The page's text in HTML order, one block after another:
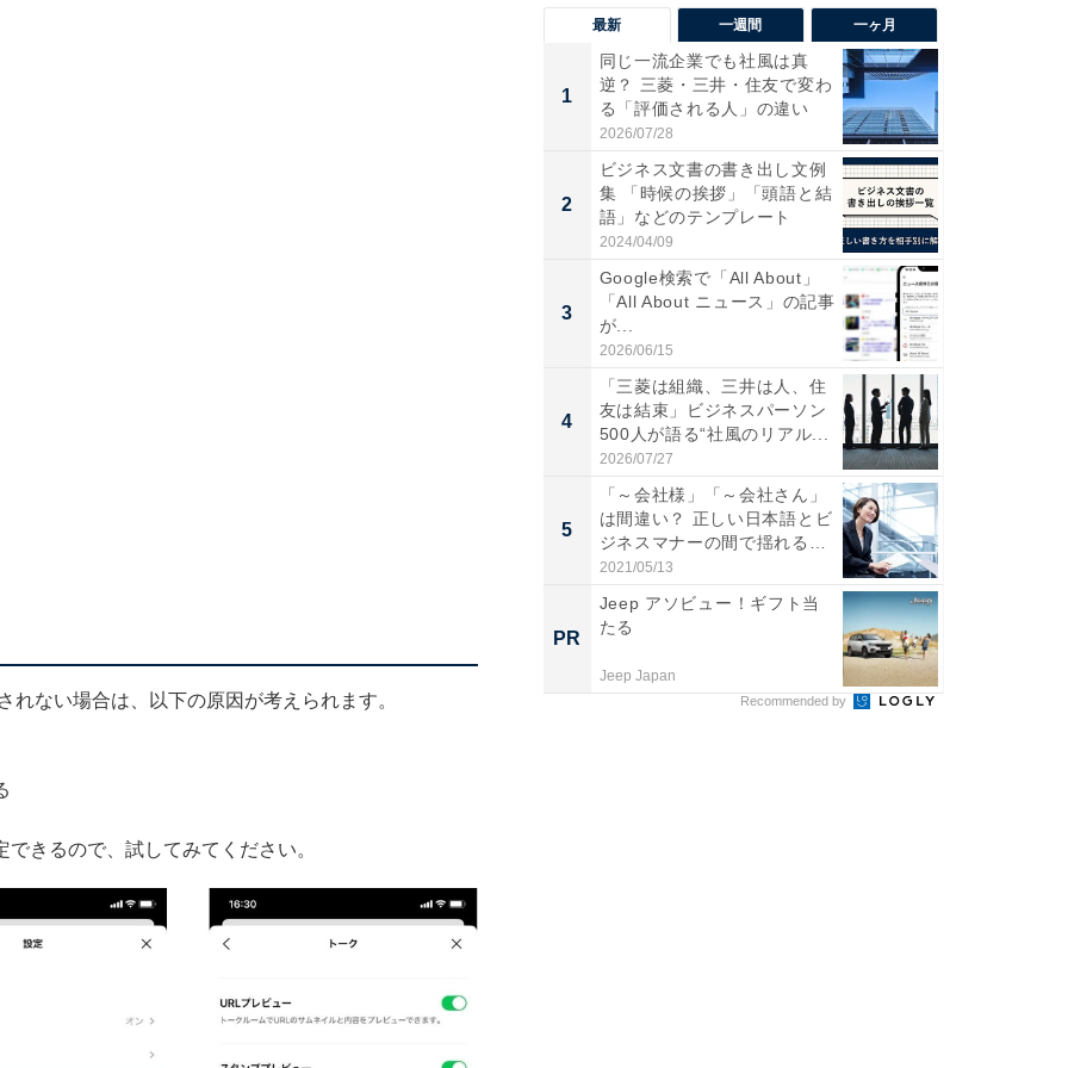
ない場合は、以下の原因が考えられます。
きるので、試してみてください。
最新 一週間 一ヶ月
1
同じ一流企業でも社風は真
逆？ 三菱・三井・住友で変わ
る「評価される人」の違い
2026/07/28
2
ビジネス文書の書き出し文例
集 「時候の挨拶」「頭語と結
語」などのテンプレート
2024/04/09
3
Google検索で「All About」
「All About ニュース」の記事
が...
2026/06/15
4
「三菱は組織、三井は人、住
友は結束」ビジネスパーソン
500人が語る“社風のリアル...
2026/07/27
5
「～会社様」「～会社さん」
は間違い？ 正しい日本語とビ
ジネスマナーの間で揺れる
働...
2021/05/13
PR
Jeep アソビュー！ギフト当
たる
Jeep Japan
Recommended by